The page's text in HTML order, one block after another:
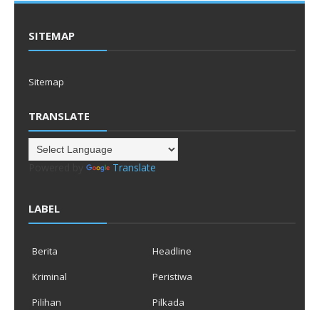
SITEMAP
Sitemap
TRANSLATE
Translate
LABEL
Berita
Headline
Kriminal
Peristiwa
Pilihan
Pilkada